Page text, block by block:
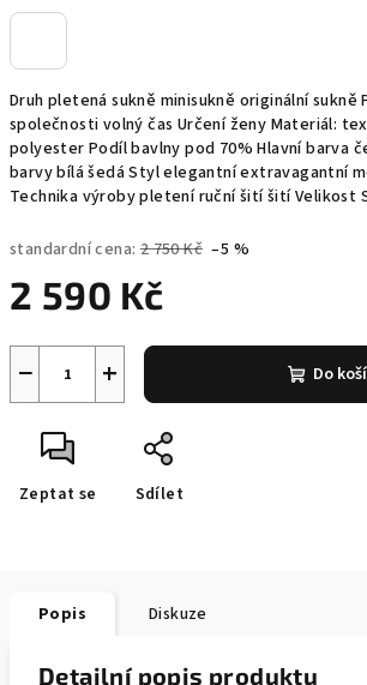
Druh pletená sukně minisukně originální
společnosti volný čas Určení ženy Materiál:
polyester Podíl bavlny pod 70% Hlavní barva
barvy bílá šedá Styl elegantní extravagantní
Technika výroby pletení ruční šití šití Velikost S
standardní cena: 2 750 Kč –5 %
2 590 Kč
+
− Do
Zeptat se Sdílet
Popis Diskuze
Detailní popis produktu